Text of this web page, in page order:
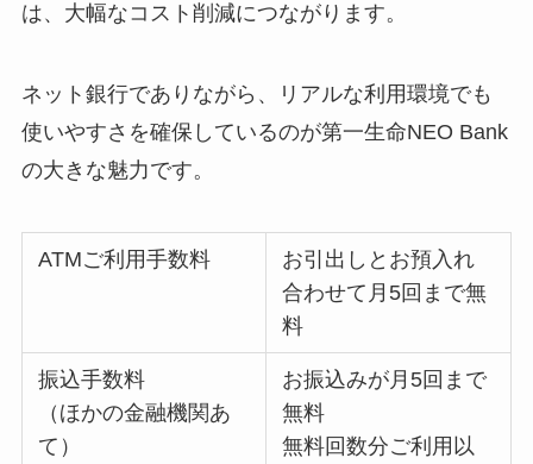
は、大幅なコスト削減につながります。
ネット銀行でありながら、リアルな利用環境でも
使いやすさを確保しているのが第一生命NEO Bank
の大きな魅力です。
ATMご利用手数料
お引出しとお預入れ
合わせて月5回まで無
料
振込手数料
（ほかの金融機関あ
て）
お振込みが月5回まで
無料
無料回数分ご利用以